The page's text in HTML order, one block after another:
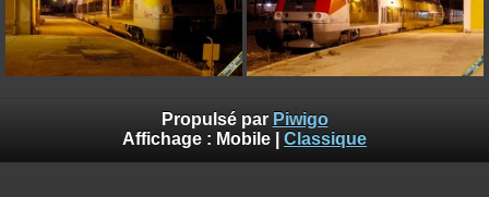
Propulsé par Piwigo
Affichage : Mobile Classique